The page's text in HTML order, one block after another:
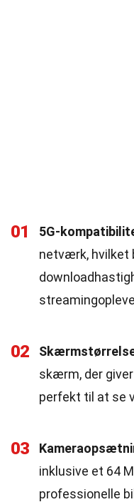
01 5G-
netværk, hvilket
02
skærm, der
perfekt til at se
03
inklusive et 64
professionelle